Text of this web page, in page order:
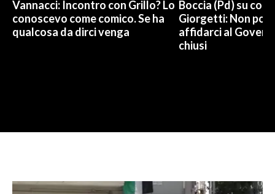
Vannacci: Incontro con Grillo? Lo
conoscevo come comico. Se ha
qualcosa da dirci venga
Boccia (Pd) su
Giorgetti: Non
affidarci al
chiusi